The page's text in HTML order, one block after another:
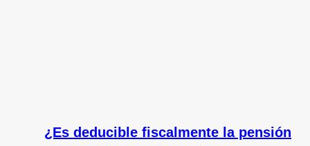
¿Es deducible fiscalmente la pensión